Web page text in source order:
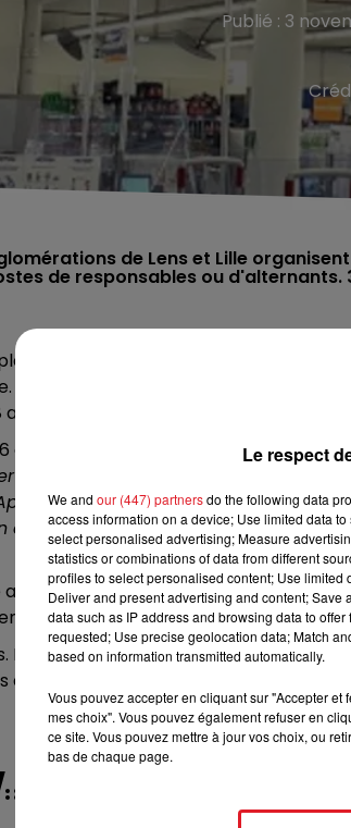
SUR
Publié : 3
de Lens et Lille
de responsables ou
d’Action en France, à
l’enseigne recrute pour ses
10 novembre.
alternants dans la métropole lilloise et
8 novembre lors d’un Job Day au
de France) située au 18 Rue
Tourcoing, au 311 Chaussée Denis
une dizaine de responsables
est prévue le 10 novembre, de 8h30
L’enseigne indique privilégier la
recrutement par l’expérience ou le
Le respect
We and our (447) partnersdo the following data
access information on a device; Use limited data
select personalised advertising; Measure
statistics or combinations of data from different
profiles to select personalised content; Use limited
Deliver and present advertising and content;
data such as IP address and browsing data to
requested; Use precise geolocation data; Match
based on information transmitted automatically.
Vous pouvez accepter en cliquant sur "Accepter
mes choix". Vous pouvez également refuser en
ce site. Vous pouvez mettre à jour vos choix, ou
bas de chaque page.